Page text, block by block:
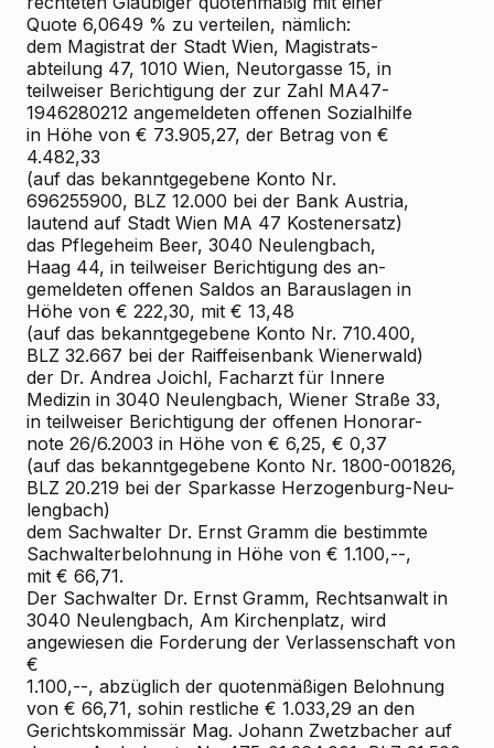
Quote 6,0649 % zu verteilen, nämlich:
dem Magistrat der Stadt Wien, Magistrats-
abteilung 47, 1010 Wien, Neutorgasse 15, in
teilweiser Berichtigung der zur Zahl MA47-
1946280212 angemeldeten offenen Sozialhilfe
in Höhe von € 73.905,27, der Betrag von €
4.482,33
(auf das bekanntgegebene Konto Nr.
696255900, BLZ 12.000 bei der Bank Austria,
lautend auf Stadt Wien MA 47 Kostenersatz)
das Pflegeheim Beer, 3040 Neulengbach,
Haag 44, in teilweiser Berichtigung des an-
gemeldeten offenen Saldos an Barauslagen in
Höhe von € 222,30, mit € 13,48
(auf das bekanntgegebene Konto Nr. 710.400,
BLZ 32.667 bei der Raiffeisenbank Wienerwald)
der Dr. Andrea Joichl, Facharzt für Innere
Medizin in 3040 Neulengbach, Wiener Straße 33,
in teilweiser Berichtigung der offenen Honorar-
note 26/6.2003 in Höhe von € 6,25, € 0,37
(auf das bekanntgegebene Konto Nr. 1800-001826,
BLZ 20.219 bei der Sparkasse Herzogenburg-Neu-
lengbach)
dem Sachwalter Dr. Ernst Gramm die bestimmte
Sachwalterbelohnung in Höhe von € 1.100,--,
mit € 66,71.
Der Sachwalter Dr. Ernst Gramm, Rechtsanwalt in
3040 Neulengbach, Am Kirchenplatz, wird
angewiesen die Forderung der Verlassenschaft von
€
1.100,--, abzüglich der quotenmäßigen Belohnung
von € 66,71, sohin restliche € 1.033,29 an den
Gerichtskommissär Mag. Johann Zwetzbacher auf